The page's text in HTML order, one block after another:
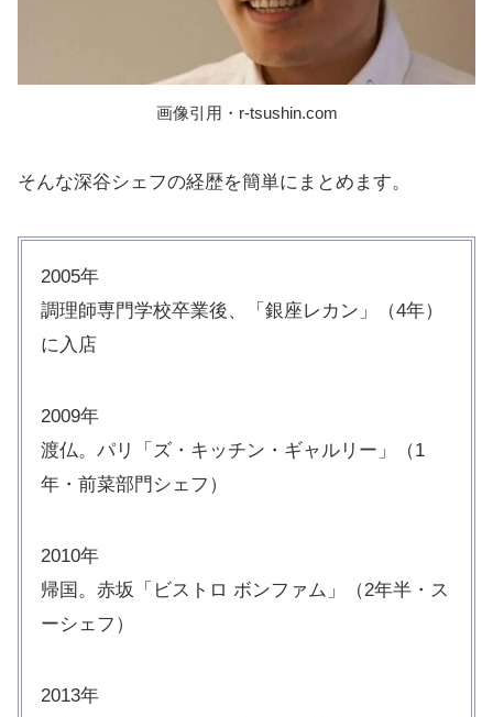
画像引用・r-tsushin.com
そんな深谷シェフの経歴を簡単にまとめます。
2005年
調理師専門学校卒業後、「銀座レカン」（4年）
に入店
2009年
渡仏。パリ「ズ・キッチン・ギャルリー」（1
年・前菜部門シェフ）
2010年
帰国。赤坂「ビストロ ボンファム」（2年半・ス
ーシェフ）
2013年